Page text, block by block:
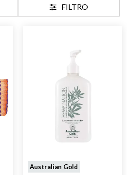
FILTRO
Australian Gold